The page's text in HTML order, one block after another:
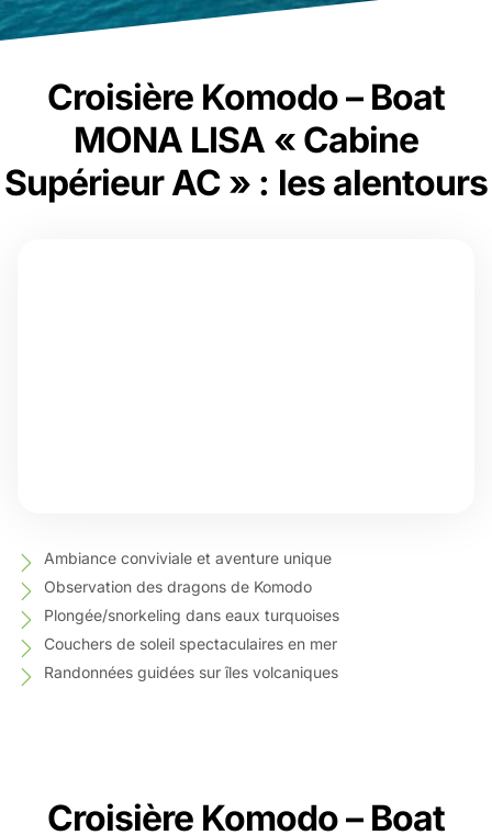
Croisière Komodo – Boat
MONA LISA « Cabine
Supérieur AC » : les alentours
Ambiance conviviale et aventure unique
Observation des dragons de Komodo
Plongée/snorkeling dans eaux turquoises
Couchers de soleil spectaculaires en mer
Randonnées guidées sur îles volcaniques
Croisière Komodo – Boat